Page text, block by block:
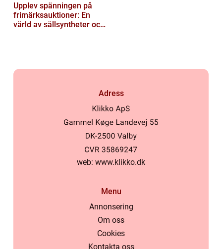
Upplev spänningen på
frimärksauktioner: En
värld av sällsyntheter och
Adress
web: www.klikko.dk
Menu
Annonsering
Om oss
Cookies
Kontakta oss